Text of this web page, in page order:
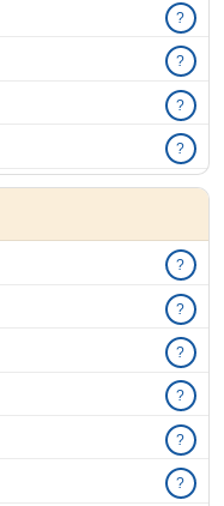
?
?
?
?
?
?
?
?
?
?